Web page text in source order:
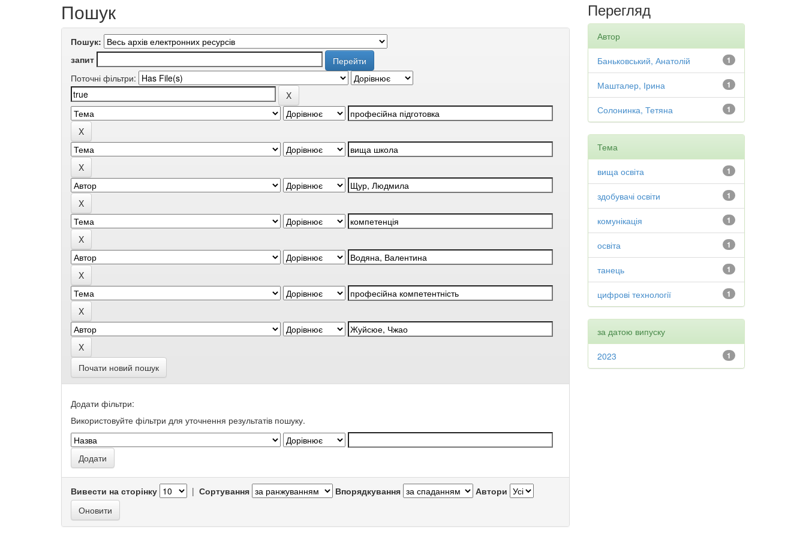
Пошук
Пошук:
запит
Поточні фільтри:
Почати новий пошук
Додати фільтри:
Використовуйте фільтри для уточнення результатів пошуку.
Вивести на сторінку | Сортування Впорядкування Автори
Перегляд
Автор
1
Баньковський, Анатолій
1
Машталер, Ірина
1
Солонинка, Тетяна
Тема
1
вища освіта
1
здобувачі освіти
1
комунікація
1
освіта
1
танець
1
цифрові технології
за датою випуску
1
2023